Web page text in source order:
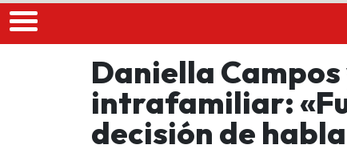
Daniella
intrafamiliar:
decisión de